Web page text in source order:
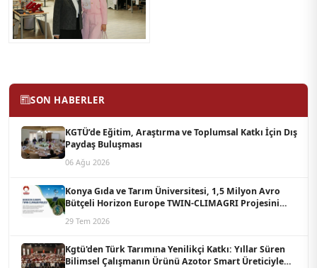
SON HABERLER
KGTÜ’de Eğitim, Araştırma ve Toplumsal Katkı İçin Dış
Paydaş Buluşması
06 Ağu 2026
Konya Gıda ve Tarım Üniversitesi, 1,5 Milyon Avro
Bütçeli Horizon Europe TWIN-CLIMAGRI Projesini
29 Tem 2026
Kgtü'den Türk Tarımına Yenilikçi Katkı: Yıllar Süren
Bilimsel Çalışmanın Ürünü Azotor Smart Üreticiyle